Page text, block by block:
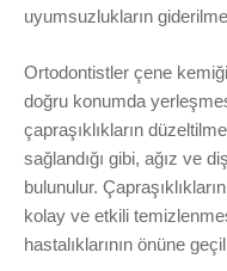
uyumsuzlukların
Ortodontistler çene
doğru konumda
çapraşıklıkların
sağlandığı gibi, ağız ve
bulunulur.
kolay ve etkili
hastalıklarının önüne